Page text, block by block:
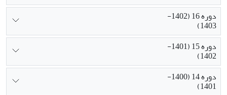
دوره 16 (1402-
1403)
دوره 15 (1401-
1402)
دوره 14 (1400-
1401)